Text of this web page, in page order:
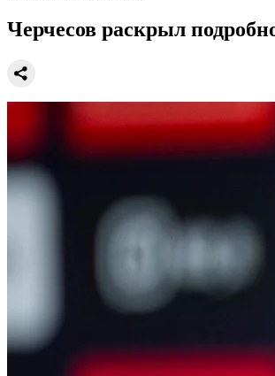
Черчесов раскрыл